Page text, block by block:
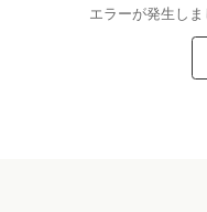
エラーが発生し